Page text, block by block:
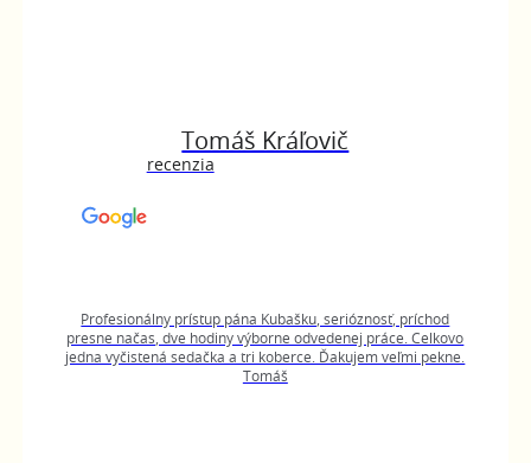
Tomáš Kráľovič
recenzia
Profesionálny prístup pána Kubašku, serióznosť, príchod
presne načas, dve hodiny výborne odvedenej práce. Celkovo
jedna vyčistená sedačka a tri koberce. Ďakujem veľmi pekne.
Tomáš